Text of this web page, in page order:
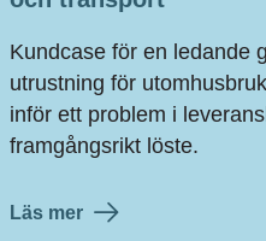
Kundcase för en ledande
utrustning för
inför ett problem i
framgångsrikt löste.
Läs mer